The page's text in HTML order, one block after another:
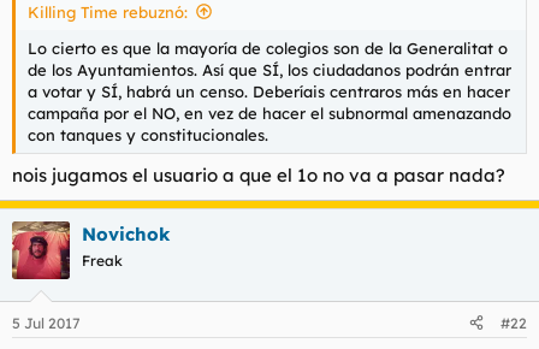
Killing Time rebuznó:
Lo cierto es que la mayoría de colegios son de la Generalitat o
de los Ayuntamientos. Así que SÍ, los ciudadanos podrán entrar
a votar y SÍ, habrá un censo. Deberíais centraros más en hacer
campaña por el NO, en vez de hacer el subnormal amenazando
con tanques y constitucionales.
nois jugamos el usuario a que el 1o no va a pasar nada?
Novichok
Freak
5 Jul 2017 #22